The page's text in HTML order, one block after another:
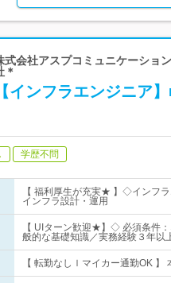
式会社アスプコミュニケーショ
＊
【インフラエンジニア
学歴不問
【 福利厚生が充実★ 】◇インフ
インフラ設計・運用
【 UIターン歓迎★】◇ 必須条件
般的な基礎知識／実務経験３年以
【 転勤なしｌマイカー通勤OK